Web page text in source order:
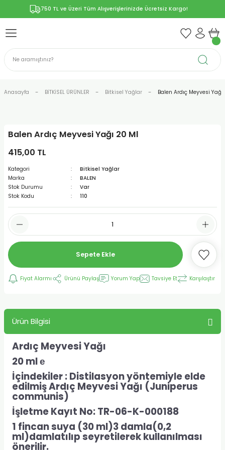
750 TL ve Üzeri Tüm Alışverişlerinizde Ücretsiz Kargo!
Geri Dön
Propolis
Geri Dön
Geri Dön
Geri Dön
KAPSÜLLER
Geri Dön
Anasayfa BİTKİSEL ÜRÜNLER Bitkisel Yağlar Balen Ardıç Meyvesi
Balen Ardıç Meyvesi Yağı 20 Ml
415,00 TL
Kategori
Bitkisel Yağlar
Marka
BALEN
Stok Durumu
Var
Stok Kodu
110
Sepete Ekle
Fiyat Alarmı Ürünü Paylaş Yorum Yap Tavsiye Et Karşılaştır
Ürün Bilgisi
Ardıç Meyvesi Yağı
20 mlе
İçindekiler : Distilasyon yöntemiyle elde
edilmiş Ardıç Meyvesi Yağı (Juniperus
communis)
İşletme Kayıt No: TR-06-K-000188
1 fincan suya (30 ml)3 damla(0,2
ml)damlatılıp seyretilerek kullanılması
önerilir.